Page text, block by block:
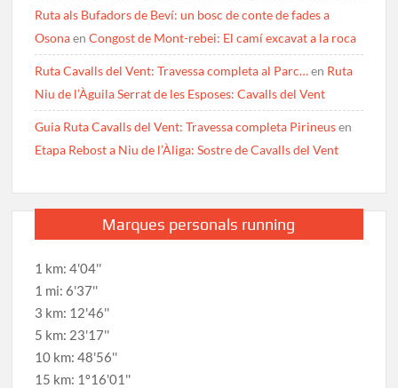
Ruta als Bufadors de Beví: un bosc de conte de fades a
OsonaenCongost de Mont-rebei: El camí excavat a la roca
Ruta Cavalls del Vent: Travessa completa al Parc…en Ruta
Niu de l’Àguila Serrat de les Esposes: Cavalls del Vent
Guia Ruta Cavalls del Vent: Travessa completa Pirineusen
Etapa Rebost a Niu de l’Àliga: Sostre de Cavalls del Vent
Marques personals running
1 km: 4'04''
1 mi: 6'37''
3 km: 12'46''
5 km: 23'17''
10 km: 48'56''
15 km: 1º16'01''